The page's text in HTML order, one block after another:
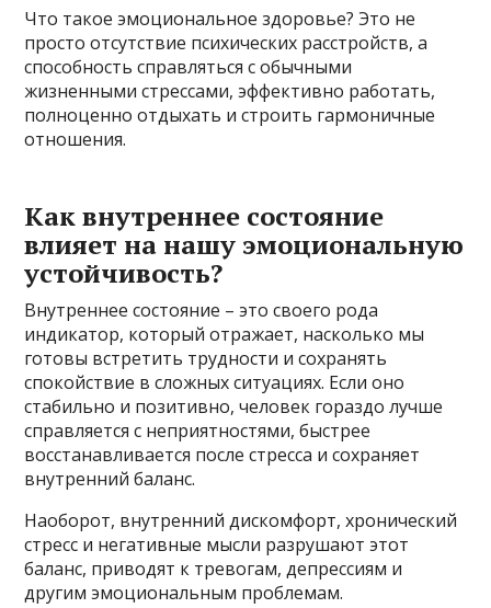
Что такое эмоциональное здоровье? Это не
просто отсутствие психических расстройств, а
способность справляться с обычными
жизненными стрессами, эффективно работать,
полноценно отдыхать и строить гармоничные
отношения.
Как внутреннее состояние
влияет на нашу эмоциональную
устойчивость?
Внутреннее состояние – это своего рода
индикатор, который отражает, насколько мы
готовы встретить трудности и сохранять
спокойствие в сложных ситуациях. Если оно
стабильно и позитивно, человек гораздо лучше
справляется с неприятностями, быстрее
восстанавливается после стресса и сохраняет
внутренний баланс.
Наоборот, внутренний дискомфорт, хронический
стресс и негативные мысли разрушают этот
баланс, приводят к тревогам, депрессиям и
другим эмоциональным проблемам.